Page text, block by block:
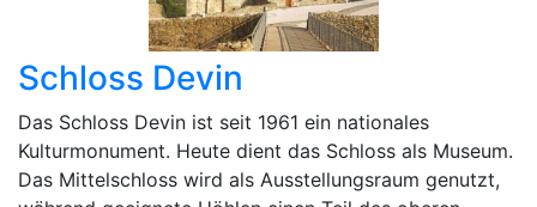
Schloss Devin
Das Schloss Devin ist seit 1961 ein nationales
Kulturmonument. Heute dient das Schloss als Museum.
Das Mittelschloss wird als Ausstellungsraum genutzt,